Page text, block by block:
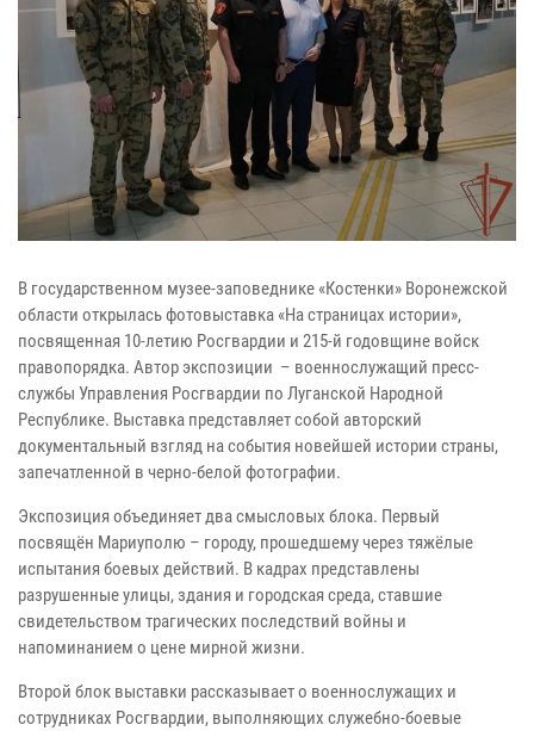
В государственном музее-заповеднике «Костенки» Воронежской
области открылась фотовыставка «На страницах истории»,
посвященная 10-летию Росгвардии и 215-й годовщине войск
правопорядка. Автор экспозиции – военнослужащий пресс-
службы Управления Росгвардии по Луганской Народной
Республике. Выставка представляет собой авторский
документальный взгляд на события новейшей истории страны,
запечатленной в черно-белой фотографии.
Экспозиция объединяет два смысловых блока. Первый
посвящён Мариуполю – городу, прошедшему через тяжёлые
испытания боевых действий. В кадрах представлены
разрушенные улицы, здания и городская среда, ставшие
свидетельством трагических последствий войны и
напоминанием о цене мирной жизни.
Второй блок выставки рассказывает о военнослужащих и
сотрудниках Росгвардии, выполняющих служебно-боевые